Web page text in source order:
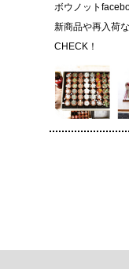
ボウノット
新商品や再入荷
CHECK！